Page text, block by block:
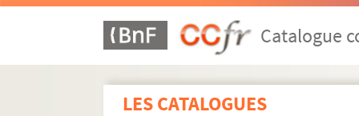
Catalogue
LES CATALOGUES